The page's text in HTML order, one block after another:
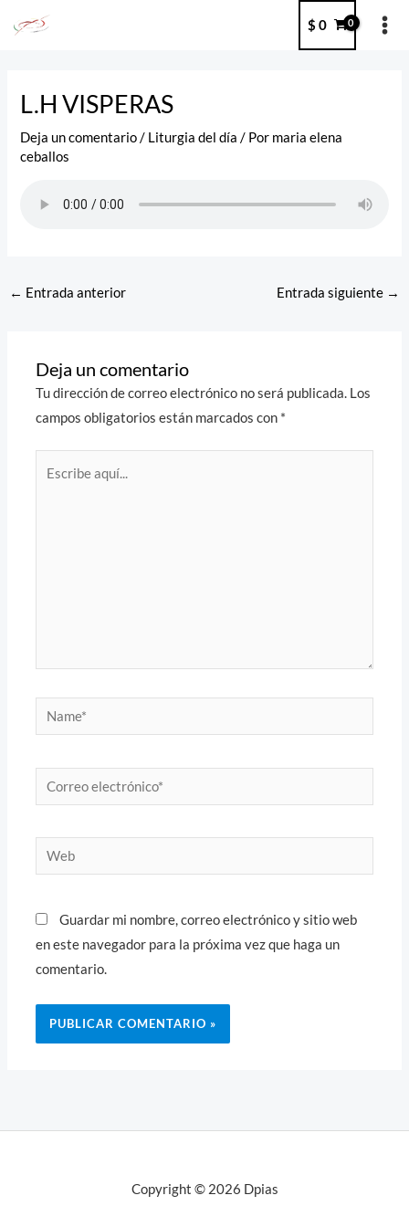
$ 0
L.H VISPERAS
Deja un comentario / Liturgia del día / Por maria elena
ceballos
← Entrada anterior Entrada siguiente →
Deja un comentario
Tu dirección de correo electrónico no será publicada. Los
campos obligatorios están marcados con *
Name*
Correo
electrónico*
Web
Guardar mi nombre, correo electrónico y sitio web
en este navegador para la próxima vez que haga un
comentario.
Copyright © 2026 Dpias